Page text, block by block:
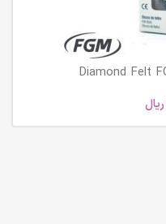
ریال